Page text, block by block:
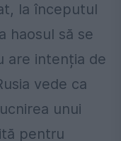
la începutul
haosul să se
are intenția de
vede ca
unui
pentru